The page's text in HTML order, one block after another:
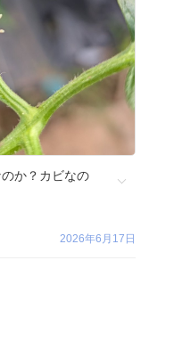
か？カビなの
2026年6月17日